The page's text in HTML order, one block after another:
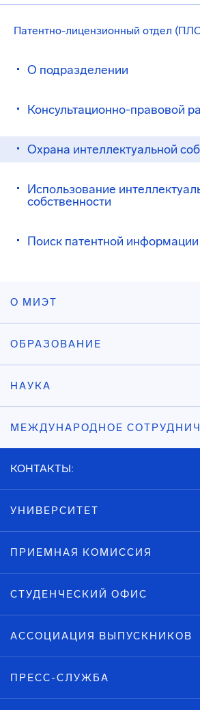
Патентно-лицензионный отдел
О подразделении
Консультационно-правовой
Охрана интеллектуальной
Использование
собственности
Поиск патентной информации
О МИЭТ
ОБРАЗОВАНИЕ
НАУКА
МЕЖДУНАРОДНОЕ
КОНТАКТЫ:
УНИВЕРСИТЕТ
ПРИЕМНАЯ КОМИССИЯ
СТУДЕНЧЕСКИЙ ОФИС
АССОЦИАЦИЯ ВЫПУСКНИКОВ
ПРЕСС-СЛУЖБА